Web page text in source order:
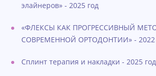
элайнеров» - 2025 год
«ФЛЕКСЫ КАК ПРОГРЕССИВНЫЙ
СОВРЕМЕННОЙ ОРТОДОНТИИ» - 2022
Сплинт терапия и накладки - 2025 год